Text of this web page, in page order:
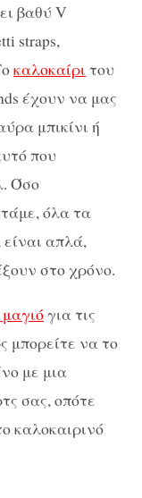
βαθύ V
straps,
καλοκαίρι του
έχουν να μας
μπικίνι ή
που
Όσο
όλα τα
απλά,
στο χρόνο.
για τις
μπορείτε να το
με μια
σας, οπότε
καλοκαιρινό